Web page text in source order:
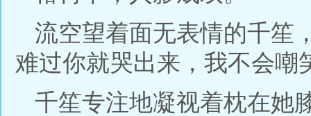
流空望着面无表情的千笙
难过你就哭出来，我不会嘲
千笙专注地凝视着枕在她